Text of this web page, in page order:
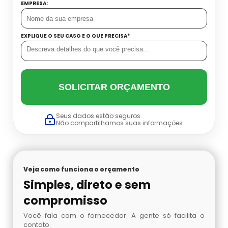
Balança Linear Sp
Balança Multi Cabeças
Balança Multi Cabeças Preço
Balança Multicabeçote Preço
Contadora Preço
Dosadora Para Pó
Embaladora De Azeitona
Datador Cetro
EMPRESA:
EXPLIQUE O SEU CASO E O QUE PRECISA*
SOLICITAR ORÇAMENTO
Seus dados estão seguros.
Não compartilhamos suas informações.
Veja como funciona o orçamento
Simples, direto e sem
compromisso
Você fala com o fornecedor. A gente só facilita o
contato.